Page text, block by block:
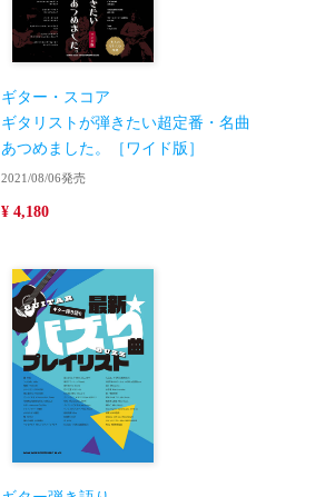
ギター・スコア
ギタリストが弾きたい超定番・名曲
あつめました。［ワイド版］
2021/08/06発売
¥ 4,180